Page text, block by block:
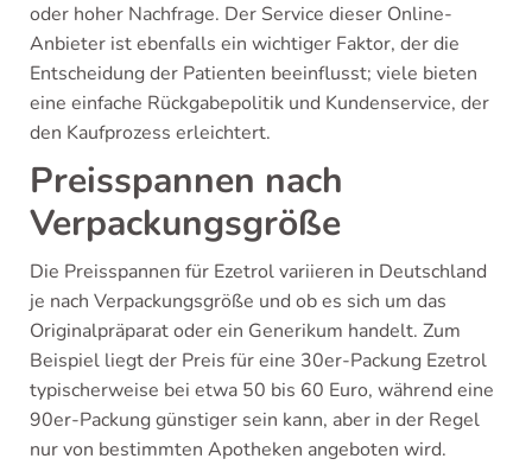
oder hoher Nachfrage. Der Service dieser Online-
Anbieter ist ebenfalls ein wichtiger Faktor, der die
Entscheidung der Patienten beeinflusst; viele bieten
eine einfache Rückgabepolitik und Kundenservice, der
den Kaufprozess erleichtert.
Preisspannen nach
Verpackungsgröße
Die Preisspannen für Ezetrol variieren in Deutschland
je nach Verpackungsgröße und ob es sich um das
Originalpräparat oder ein Generikum handelt. Zum
Beispiel liegt der Preis für eine 30er-Packung Ezetrol
typischerweise bei etwa 50 bis 60 Euro, während eine
90er-Packung günstiger sein kann, aber in der Regel
nur von bestimmten Apotheken angeboten wird.